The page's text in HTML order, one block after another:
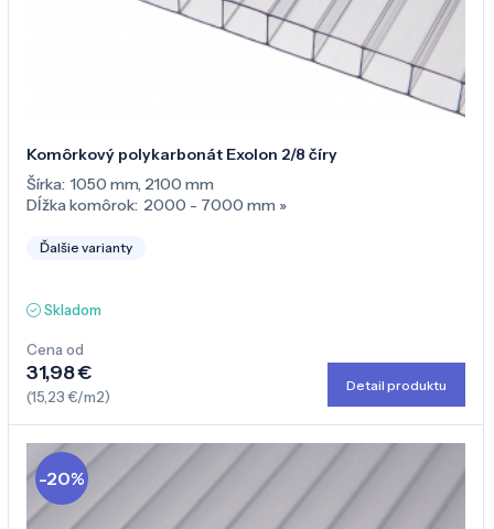
Komôrkový polykarbonát Exolon 2/8 číry
Šírka: 1050 mm, 2100 mm
Dĺžka komôrok: 2000 - 7000 mm »
Ďalšie varianty
Skladom
Cena od
31,98 €
(15,23 €/m2)
Detail produktu
-20%